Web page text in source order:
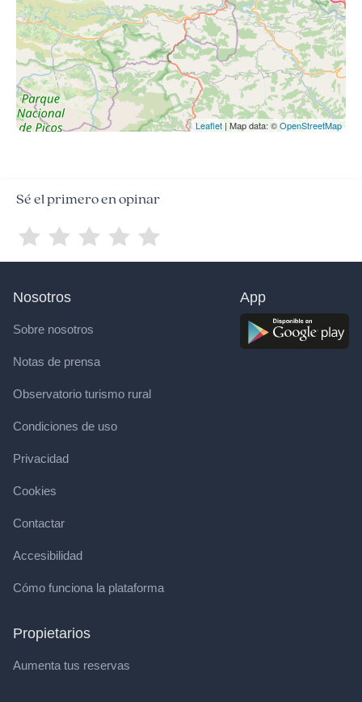
Leaflet | Map data: ©OpenStreetMap
Sé el primero en opinar
Nosotros
Sobre nosotros
Notas de prensa
Observatorio turismo rural
Condiciones de uso
Privacidad
Cookies
Contactar
Accesibilidad
Cómo funciona la plataforma
Propietarios
Aumenta tus reservas
App